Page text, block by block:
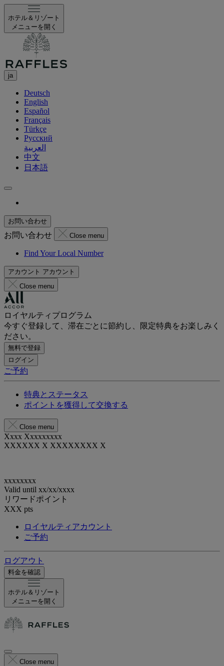
ホテル＆リゾート
メニューを開く
ja
Deutsch
English
Español
Français
Türkçe
Русский
العربية
中文
日本語
お問い合わせ
お問い合わせ Close menu
Find Your Local Number
アカウント アカウント
Close menu
ロイヤルティプログラム
今すぐ登録して、滞在ごとに節約し、限定特典をお楽しみく
ださい。
無料で登録
ログイン
ご予約
特典とステータス
ポイントを獲得して交換する
Close menu
Xxxx Xxxxxxxxx
XXXXXX X XXXXXXXX X
xxxxxxxx
Valid until xx/xx/xxxx
リワードポイント
XXX pts
ロイヤルティアカウント
ご予約
ログアウト
料金を確認
ホテル＆リゾート
メニューを開く
Close menu